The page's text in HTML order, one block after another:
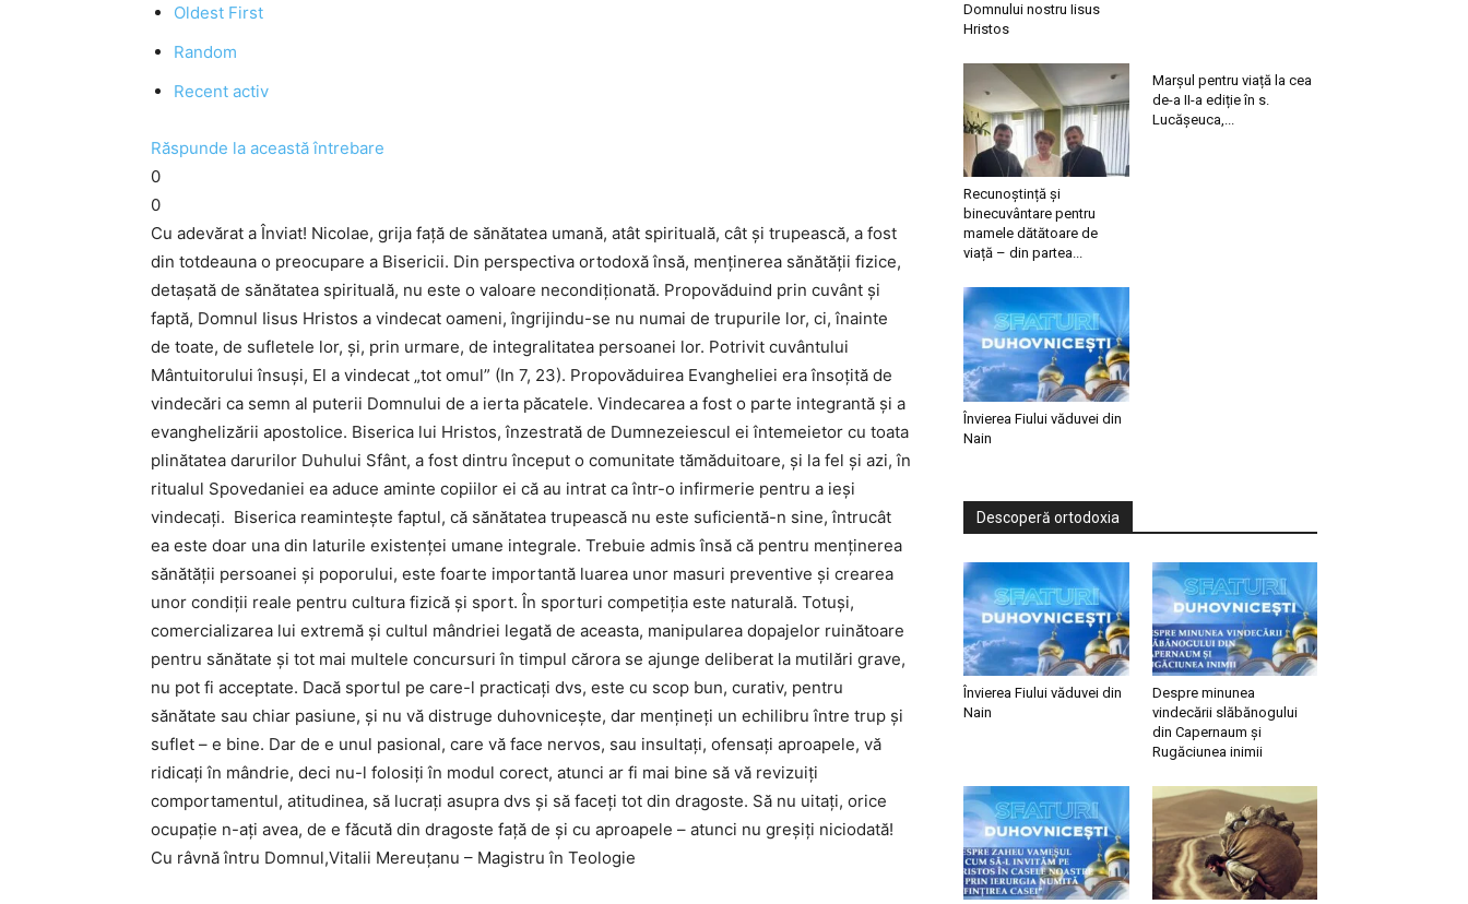
Oldest First
Random
Recent activ
Răspunde la această întrebare
0
0
Cu adevărat a Înviat! Nicolae, grija faţă de sănătatea umană, atât spirituală, cât şi trupească, a fost
din totdeauna o preocupare a Bisericii. Din perspectiva ortodoxă însă, menţinerea sănătăţii fizice,
detaşată de sănătatea spirituală, nu este o valoare necondiţionată. Propovăduind prin cuvânt şi
faptă, Domnul Iisus Hristos a vindecat oameni, îngrijindu-se nu numai de trupurile lor, ci, înainte
de toate, de sufletele lor, şi, prin urmare, de integralitatea persoanei lor. Potrivit cuvântului
Mântuitorului însuşi, El a vindecat „tot omul” (In 7, 23). Propovăduirea Evangheliei era însoţită de
vindecări ca semn al puterii Domnului de a ierta păcatele. Vindecarea a fost o parte integrantă şi a
evanghelizării apostolice. Biserica lui Hristos, înzestrată de Dumnezeiescul ei întemeietor cu toata
plinătatea darurilor Duhului Sfânt, a fost dintru început o comunitate tămăduitoare, şi la fel şi azi, în
ritualul Spovedaniei ea aduce aminte copiilor ei că au intrat ca într-o infirmerie pentru a ieşi
vindecaţi. Biserica reaminteşte faptul, că sănătatea trupească nu este suficientă-n sine, întrucât
ea este doar una din laturile existenţei umane integrale. Trebuie admis însă că pentru menţinerea
sănătăţii persoanei şi poporului, este foarte importantă luarea unor masuri preventive şi crearea
unor condiţii reale pentru cultura fizică şi sport. În sporturi competiţia este naturală. Totuşi,
comercializarea lui extremă şi cultul mândriei legată de aceasta, manipularea dopajelor ruinătoare
pentru sănătate şi tot mai multele concursuri în timpul cărora se ajunge deliberat la mutilări grave,
nu pot fi acceptate. Dacă sportul pe care-l practicaţi dvs, este cu scop bun, curativ, pentru
sănătate sau chiar pasiune, şi nu vă distruge duhovniceşte, dar menţineţi un echilibru între trup şi
suflet – e bine. Dar de e unul pasional, care vă face nervos, sau insultaţi, ofensaţi aproapele, vă
ridicaţi în mândrie, deci nu-l folosiţi în modul corect, atunci ar fi mai bine să vă revizuiţi
comportamentul, atitudinea, să lucraţi asupra dvs şi să faceţi tot din dragoste. Să nu uitaţi, orice
ocupaţie n-aţi avea, de e făcută din dragoste faţă de şi cu aproapele – atunci nu greşiţi niciodată!
Cu râvnă întru Domnul,Vitalii Mereuţanu – Magistru în Teologie
Domnului nostru Iisus
Hristos
Recunoștință și
binecuvântare pentru
mamele dătătoare de
viață – din partea...
Marșul pentru viață la cea
de-a II-a ediție în s.
Lucășeuca,...
Învierea Fiului văduvei din
Nain
Descoperă ortodoxia
Învierea Fiului văduvei din
Nain
Despre minunea
vindecării slăbănogului
din Capernaum și
Rugăciunea inimii